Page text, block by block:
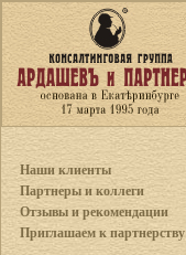
Наши клиенты
Партнеры и коллеги
Отзывы и рекомендации
Приглашаем к партнерству